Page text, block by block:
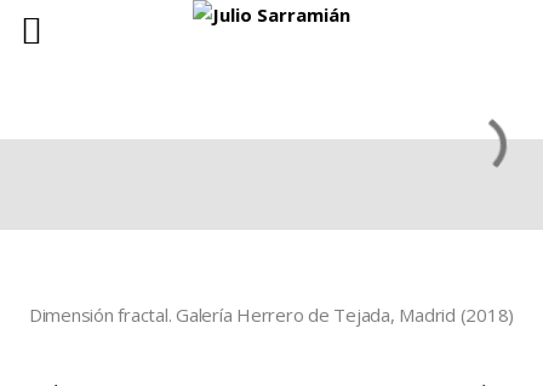
Dimensión fractal. Galería Herrero de Tejada, Madrid (2018)